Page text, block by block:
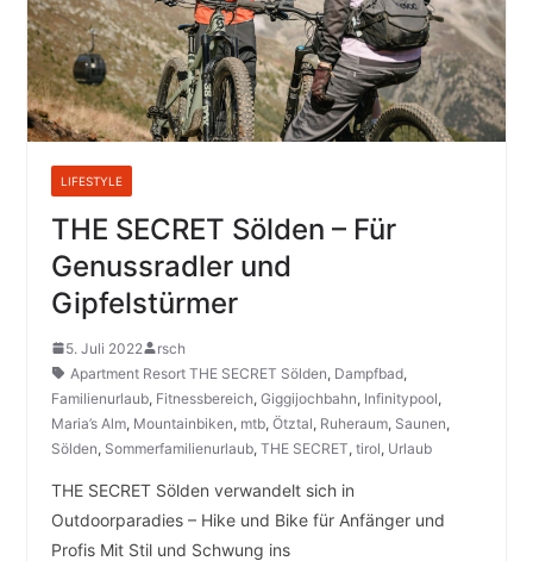
LIFESTYLE
THE SECRET Sölden – Für
Genussradler und
Gipfelstürmer
5. Juli 2022
rsch
Apartment Resort THE SECRET Sölden, Dampfbad,
Familienurlaub, Fitnessbereich, Giggijochbahn, Infinitypool,
Maria’s Alm, Mountainbiken, mtb, Ötztal, Ruheraum, Saunen,
Sölden, Sommerfamilienurlaub, THE SECRET, tirol, Urlaub
THE SECRET Sölden verwandelt sich in
Outdoorparadies – Hike und Bike für Anfänger und
Profis Mit Stil und Schwung ins